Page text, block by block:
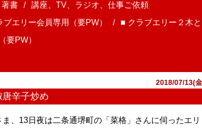
著書
講座、TV、ラジオ、仕事ご依頼
ブエリー会員専用（要PW） ■ クラブエリー２木と
要PW）
2018/07/13(
辛子炒め
、13日夜は二条通堺町の「菜格」さんに伺ったエリ